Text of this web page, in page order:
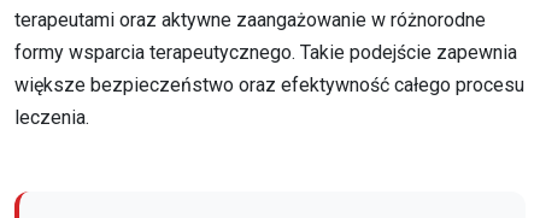
terapeutami oraz aktywne zaangażowanie w różnorodne
formy wsparcia terapeutycznego. Takie podejście zapewnia
większe bezpieczeństwo oraz efektywność całego procesu
leczenia.